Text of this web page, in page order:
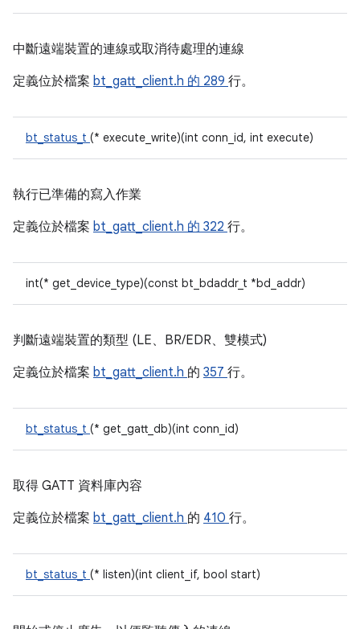
中斷遠端裝置的連線或取消待處理的連線
定義位於檔案 bt_gatt_client.h 的 289 行。
bt_status_t (* execute_write)(int conn_id, int execute)
執行已準備的寫入作業
定義位於檔案 bt_gatt_client.h 的 322 行。
int(* get_device_type)(const bt_bdaddr_t *bd_addr)
判斷遠端裝置的類型 (LE、BR/EDR、雙模式)
定義位於檔案 bt_gatt_client.h 的 357 行。
bt_status_t (* get_gatt_db)(int conn_id)
取得 GATT 資料庫內容
定義位於檔案 bt_gatt_client.h 的 410 行。
bt_status_t (* listen)(int client_if, bool start)